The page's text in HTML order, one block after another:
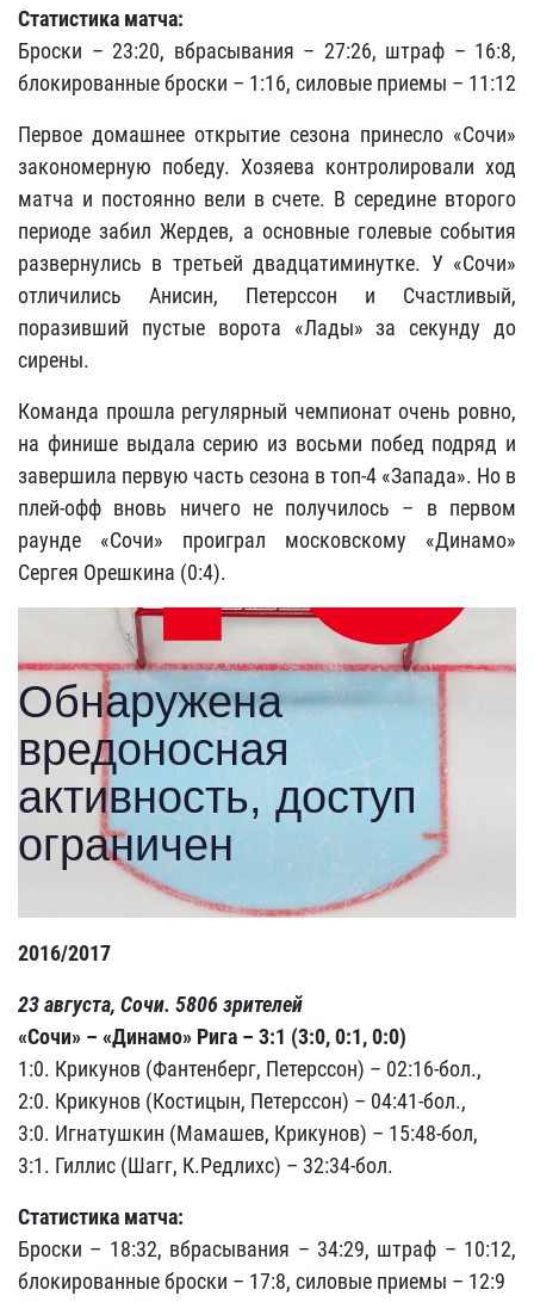
Статистика матча:
Броски – 23:20, вбрасывания – 27:26, штраф – 16:8,
блокированные броски – 1:16, силовые приемы – 11:12
Первое домашнее открытие сезона принесло «Сочи»
закономерную победу. Хозяева контролировали ход
матча и постоянно вели в счете. В середине второго
периоде забил Жердев, а основные голевые события
развернулись в третьей двадцатиминутке. У «Сочи»
отличились Анисин, Петерссон и Счастливый,
поразивший пустые ворота «Лады» за секунду до
сирены.
Команда прошла регулярный чемпионат очень ровно,
на финише выдала серию из восьми побед подряд и
завершила первую часть сезона в топ-4 «Запада». Но в
плей-офф вновь ничего не получилось – в первом
раунде «Сочи» проиграл московскому «Динамо»
Сергея Орешкина (0:4).
2016/2017
23 августа, Сочи. 5806 зрителей
«Сочи» – «Динамо» Рига – 3:1 (3:0, 0:1, 0:0)
1:0. Крикунов (Фантенберг, Петерссон) – 02:16-бол.,
2:0. Крикунов (Костицын, Петерссон) – 04:41-бол.,
3:0. Игнатушкин (Мамашев, Крикунов) – 15:48-бол,
3:1. Гиллис (Шагг, К.Редлихс) – 32:34-бол.
Статистика матча:
Броски – 18:32, вбрасывания – 34:29, штраф – 10:12,
блокированные броски – 17:8, силовые приемы – 12:9